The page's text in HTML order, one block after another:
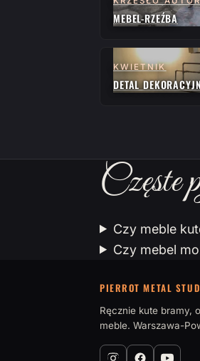
MEBEL-RZEŹBA
KWIETNIK
DETAL
Częste
Czy meble
Czy mebel
PIERROT METAL
Ręcznie kute bramy,
meble. Warszawa-